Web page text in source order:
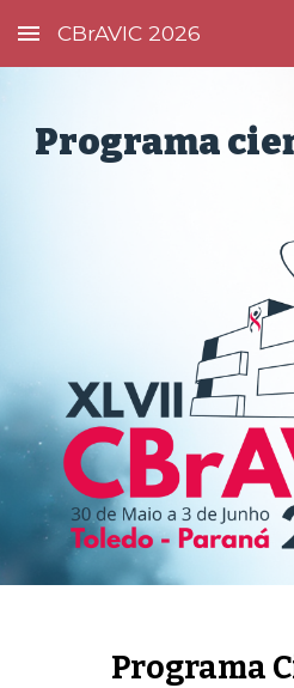
Skip to main content
CBrAVIC 2026
Programa
Programa